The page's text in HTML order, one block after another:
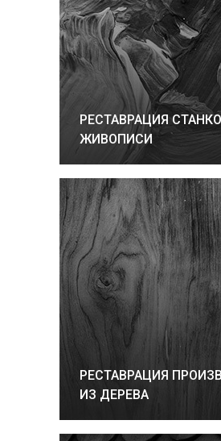
РЕСТАВРАЦИЯ
ИЗ ДЕРЕВА
РЕСТАВРАЦИЯ
ЖИВОПИСИ